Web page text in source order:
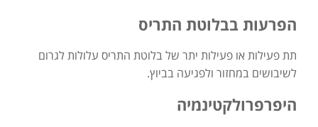
הפרעות בבלוטת התריס
תת פעילות או פעילות יתר של בלוטת התריס עלולות לגרום
לשיבושים במחזור ולפגיעה בביוץ.
היפרפרולקטינמיה